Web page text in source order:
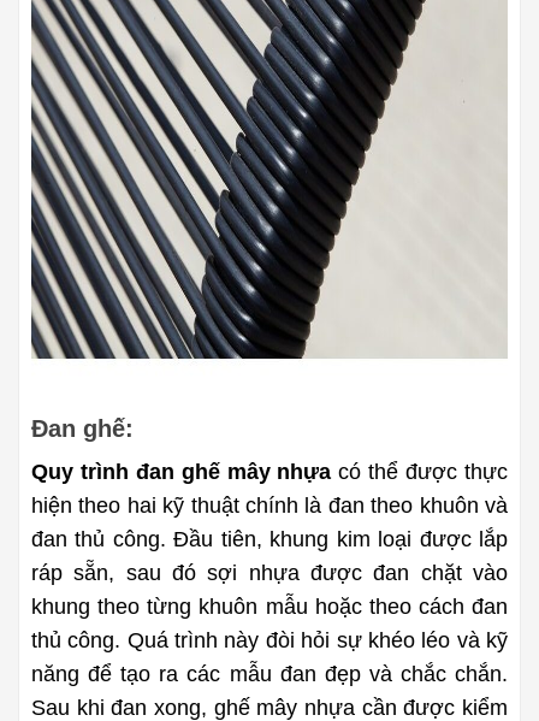
Đan ghế:
Quy trình đan ghế mây nhựa có thể được thực
hiện theo hai kỹ thuật chính là đan theo khuôn và
đan thủ công. Đầu tiên, khung kim loại được lắp
ráp sẵn, sau đó sợi nhựa được đan chặt vào
khung theo từng khuôn mẫu hoặc theo cách đan
thủ công. Quá trình này đòi hỏi sự khéo léo và kỹ
năng để tạo ra các mẫu đan đẹp và chắc chắn.
Sau khi đan xong, ghế mây nhựa cần được kiểm